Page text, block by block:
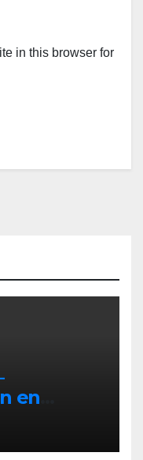
in this browser for
en